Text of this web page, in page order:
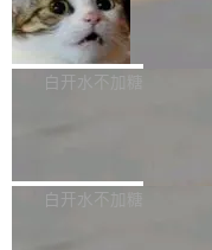
ceXAI的资金消耗速度尤
撑庞大支出的资金来源却
貌。数据显示，微软和
你可以用 curl -fsSL
sh | bash 安装一个能在
代码、验证结果的 AI 终
个主 agent 循环，外加一
美团开源 LoHoSearch
准 AI 能力认知
机器出题的前提，是让机
构建流程可以分为四个环
白开水不加糖
库，并将作为transport接
白开水不加糖